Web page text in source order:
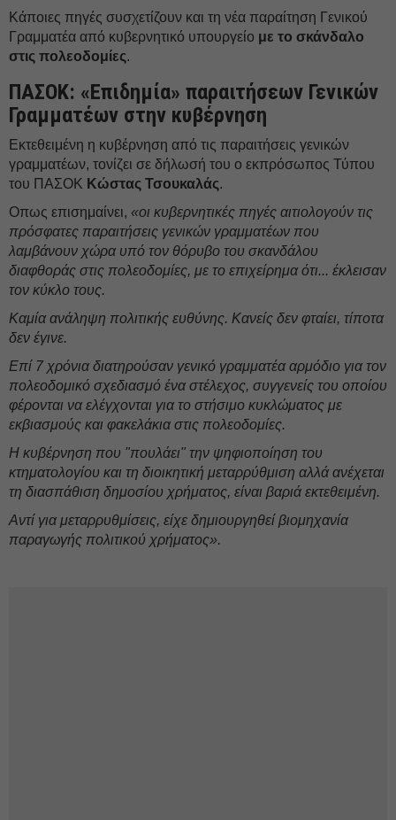
Κάποιες πηγές συσχετίζουν και τη νέα παραίτηση Γενικού
Γραμματέα από κυβερνητικό υπουργείο με το σκάνδαλο
στις πολεοδομίες.
ΠΑΣΟΚ: «Επιδημία» παραιτήσεων Γενικών
Γραμματέων στην κυβέρνηση
Εκτεθειμένη η κυβέρνηση από τις παραιτήσεις γενικών
γραμματέων, τονίζει σε δήλωσή του ο εκπρόσωπος Τύπου
του ΠΑΣΟΚ Κώστας Τσουκαλάς.
Οπως επισημαίνει, «οι κυβερνητικές πηγές αιτιολογούν τις
πρόσφατες παραιτήσεις γενικών γραμματέων που
λαμβάνουν χώρα υπό τον θόρυβο του σκανδάλου
διαφθοράς στις πολεοδομίες, με το επιχείρημα ότι... έκλεισαν
τον κύκλο τους.
Καμία ανάληψη πολιτικής ευθύνης. Κανείς δεν φταίει, τίποτα
δεν έγινε.
Επί 7 χρόνια διατηρούσαν γενικό γραμματέα αρμόδιο για τον
πολεοδομικό σχεδιασμό ένα στέλεχος, συγγενείς του οποίου
φέρονται να ελέγχονται για το στήσιμο κυκλώματος με
εκβιασμούς και φακελάκια στις πολεοδομίες.
Η κυβέρνηση που "πουλάει" την ψηφιοποίηση του
κτηματολογίου και τη διοικητική μεταρρύθμιση αλλά ανέχεται
τη διασπάθιση δημοσίου χρήματος, είναι βαριά εκτεθειμένη.
Αντί για μεταρρυθμίσεις, είχε δημιουργηθεί βιομηχανία
παραγωγής πολιτικού χρήματος».